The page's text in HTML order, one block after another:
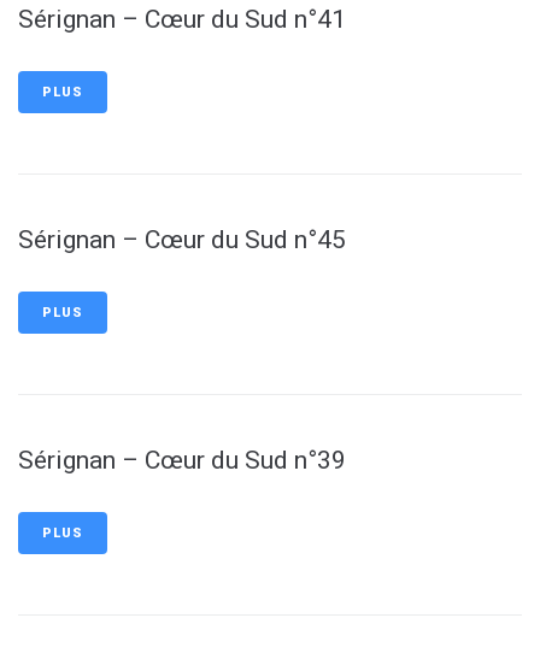
Sérignan – Cœur du Sud n°41
PLUS
Sérignan – Cœur du Sud n°45
PLUS
Sérignan – Cœur du Sud n°39
PLUS